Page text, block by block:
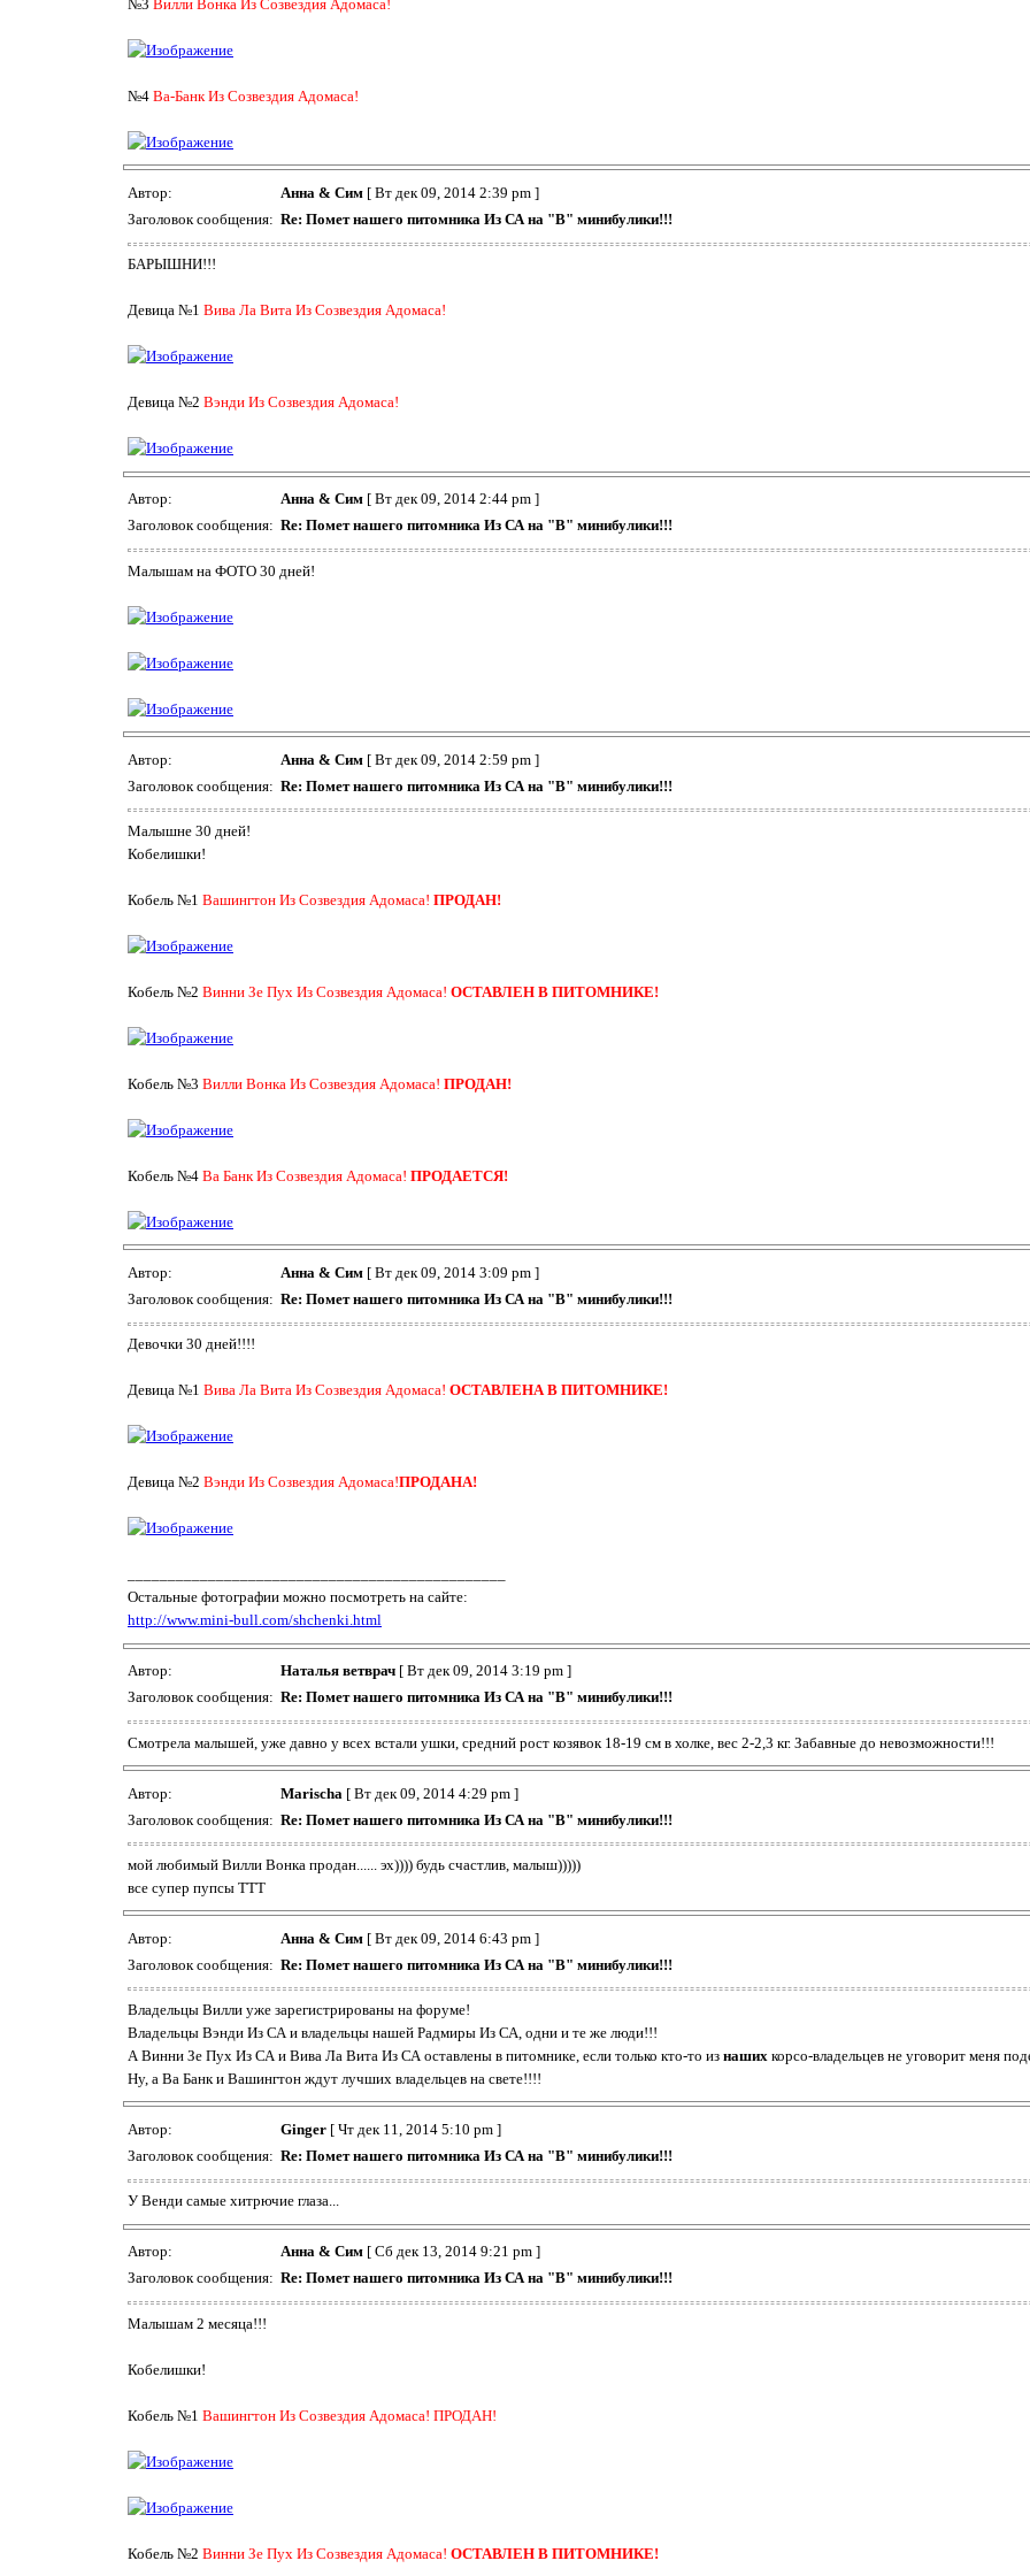
№3 Вилли Вонка Из Созвездия Адомаса!
№4 Ва-Банк Из Созвездия Адомаса!
Автор: Анна & Сим [ Вт дек 09, 2014 2:39 pm ]
Заголовок сообщения: Re: Помет нашего питомника Из СА на "В" минибулики!!!
БАРЫШНИ!!!
Девица №1 Вива Ла Вита Из Созвездия Адомаса!
Девица №2 Вэнди Из Созвездия Адомаса!
Автор: Анна & Сим [ Вт дек 09, 2014 2:44 pm ]
Заголовок сообщения: Re: Помет нашего питомника Из СА на "В" минибулики!!!
Малышам на ФОТО 30 дней!
Автор: Анна & Сим [ Вт дек 09, 2014 2:59 pm ]
Заголовок сообщения: Re: Помет нашего питомника Из СА на "В" минибулики!!!
Малышне 30 дней!
Кобелишки!
Кобель №1 Вашингтон Из Созвездия Адомаса! ПРОДАН!
Кобель №2 Винни Зе Пух Из Созвездия Адомаса! ОСТАВЛЕН В ПИТОМНИКЕ!
Кобель №3 Вилли Вонка Из Созвездия Адомаса! ПРОДАН!
Кобель №4 Ва Банк Из Созвездия Адомаса! ПРОДАЕТСЯ!
Автор: Анна & Сим [ Вт дек 09, 2014 3:09 pm ]
Заголовок сообщения: Re: Помет нашего питомника Из СА на "В" минибулики!!!
Девочки 30 дней!!!!
Девица №1 Вива Ла Вита Из Созвездия Адомаса! ОСТАВЛЕНА В ПИТОМНИКЕ!
Девица №2 Вэнди Из Созвездия Адомаса!ПРОДАНА!
Остальные фотографии можно посмотреть на сайте:
http://www.mini-bull.com/shchenki.html
Автор: Наталья ветврач [ Вт дек 09, 2014 3:19 pm ]
Заголовок сообщения: Re: Помет нашего питомника Из СА на "В" минибулики!!!
Смотрела малышей, уже давно у всех встали ушки, средний рост козявок 18-19 см в холке, вес 2-2,3 кг. Забавные до невозможности!!!
Автор: Marischa [ Вт дек 09, 2014 4:29 pm ]
Заголовок сообщения: Re: Помет нашего питомника Из СА на "В" минибулики!!!
мой любимый Вилли Вонка продан...... эх)))) будь счастлив, малыш)))))
все супер пупсы ТТТ
Автор: Анна & Сим [ Вт дек 09, 2014 6:43 pm ]
Заголовок сообщения: Re: Помет нашего питомника Из СА на "В" минибулики!!!
Владельцы Вилли уже зарегистрированы на форуме!
Владельцы Вэнди Из СА и владельцы нашей Радмиры Из СА, одни и те же люди!!!
А Винни Зе Пух Из СА и Вива Ла Вита Из СА оставлены в питомнике, если только кто-то из наших корсо-владельцев не уговорит меня
Ну, а Ва Банк и Вашингтон ждут лучших владельцев на свете!!!!
Автор: Ginger [ Чт дек 11, 2014 5:10 pm ]
Заголовок сообщения: Re: Помет нашего питомника Из СА на "В" минибулики!!!
У Венди самые хитрючие глаза...
Автор: Анна & Сим [ Сб дек 13, 2014 9:21 pm ]
Заголовок сообщения: Re: Помет нашего питомника Из СА на "В" минибулики!!!
Малышам 2 месяца!!!
Кобелишки!
Кобель №1 Вашингтон Из Созвездия Адомаса! ПРОДАН!
Кобель №2 Винни Зе Пух Из Созвездия Адомаса! ОСТАВЛЕН В ПИТОМНИКЕ!